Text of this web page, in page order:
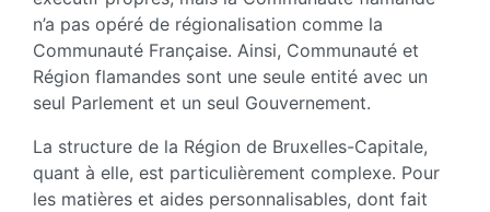
n’a pas opéré de régionalisation comme la
Communauté Française. Ainsi, Communauté et
Région flamandes sont une seule entité avec un
seul Parlement et un seul Gouvernement.
La structure de la Région de Bruxelles-Capitale,
quant à elle, est particulièrement complexe. Pour
les matières et aides personnalisables, dont fait